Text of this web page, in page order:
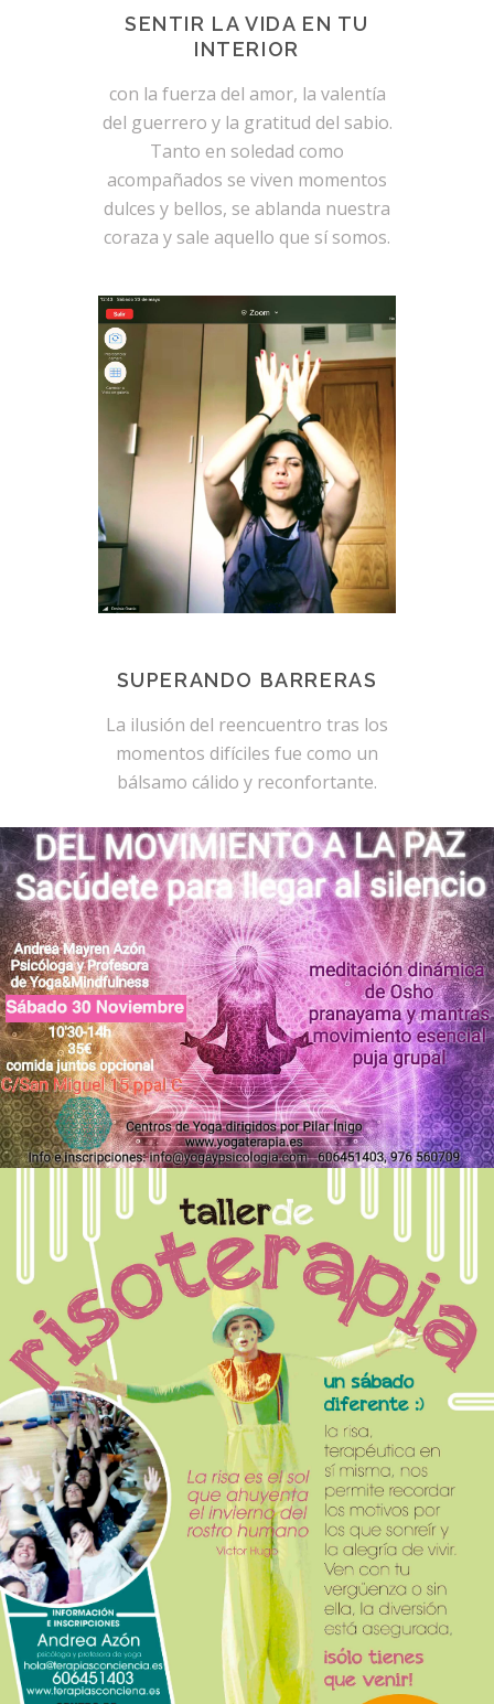
SENTIR LA VIDA EN TU
INTERIOR
con la fuerza del amor, la valentía
del guerrero y la gratitud del sabio.
Tanto en soledad como
acompañados se viven momentos
dulces y bellos, se ablanda nuestra
coraza y sale aquello que sí somos.
SUPERANDO BARRERAS
La ilusión del reencuentro tras los
momentos difíciles fue como un
bálsamo cálido y reconfortante.